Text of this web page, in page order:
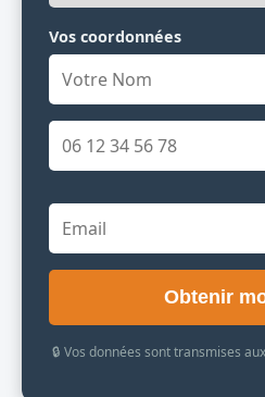
Vos coordonnées
Obtenir
🔒 Vos données sont transmises